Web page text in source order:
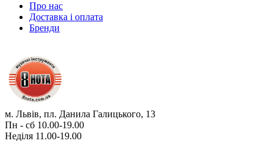
Про нас
Доставка і оплата
Бренди
м. Львів, пл. Данила Галицького, 13
Пн - сб 10.00-19.00
Неділя 11.00-19.00